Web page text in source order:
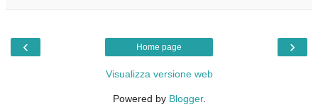
‹ ›
Home page
Visualizza versione web
Powered by Blogger.